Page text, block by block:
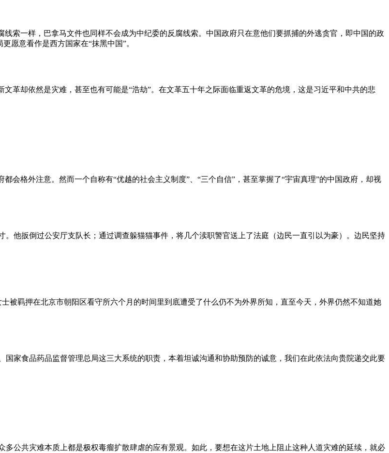
索一样，巴拿马文件也同样不会成为中纪委的反腐线索。中国政府只在意他们要抓捕的外逃贪官，即中国的政
愿意看作是西方国家在“抹黑中国”。
革却依然是灾难，甚至也有可能是“浩劫”。在文革五十年之际面临重返文革的危境，这是习近平和中共的悲
会格外注意。然而一个自称有“优越的社会主义制度”、“三个自信”，甚至掌握了“宇宙真理”的中国政府，却视
他扳倒过公安厅支队长；通过调查躲猫猫事件，将几个渎职警官送上了法庭（边民一直引以为豪）。边民坚持
被羁押在北京市朝阳区看守所六个月的时间里到底遭受了什么仍不为外界所知，直至今天，外界仍然不知道她
家食品药品监督管理总局这三大系统的职责，本着坦诚沟通和协助预防的诚意，我们在此依法向贵院递交此要
公共灾难本质上都是极权毒瘤扩散肆虐的应有景观。如此，要想在这片土地上阻止这种人道灾难的延续，就必